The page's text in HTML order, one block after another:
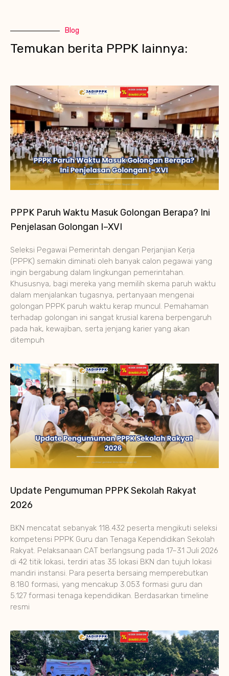
Blog
Temukan berita PPPK lainnya:
PPPK Paruh Waktu Masuk Golongan Berapa? Ini
Penjelasan Golongan I–XVI
Seleksi Pegawai Pemerintah dengan Perjanjian Kerja
(PPPK) semakin diminati oleh banyak calon pegawai yang
ingin bergabung dalam lingkungan pemerintahan.
Khususnya, bagi mereka yang memilih skema paruh waktu
dalam menjalankan tugasnya, pertanyaan mengenai
golongan PPPK paruh waktu kerap muncul. Pemahaman
terhadap golongan ini sangat krusial karena berpengaruh
pada hak, kewajiban, serta jenjang karier yang akan
ditempuh
Update Pengumuman PPPK Sekolah Rakyat
2026
BKN mencatat sebanyak 118.432 peserta mengikuti seleksi
kompetensi PPPK Guru dan Tenaga Kependidikan Sekolah
Rakyat. Pelaksanaan CAT berlangsung pada 17–31 Juli 2026
di 42 titik lokasi, terdiri atas 35 lokasi BKN dan tujuh lokasi
mandiri instansi. Para peserta bersaing memperebutkan
8.180 formasi, yang mencakup 3.053 formasi guru dan
5.127 formasi tenaga kependidikan. Berdasarkan timeline
resmi